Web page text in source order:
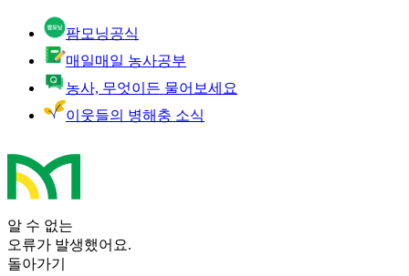
팜모닝공식
매일매일 농사공부
농사, 무엇이든 물어보세요
이웃들의 병해충 소식
알 수 없는
오류가 발생했어요.
돌아가기